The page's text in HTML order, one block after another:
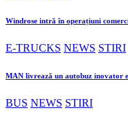
Windrose intră în operațiuni
E-TRUCKS NEWS STIRI
MAN livrează un autobuz inovator
BUS NEWS STIRI